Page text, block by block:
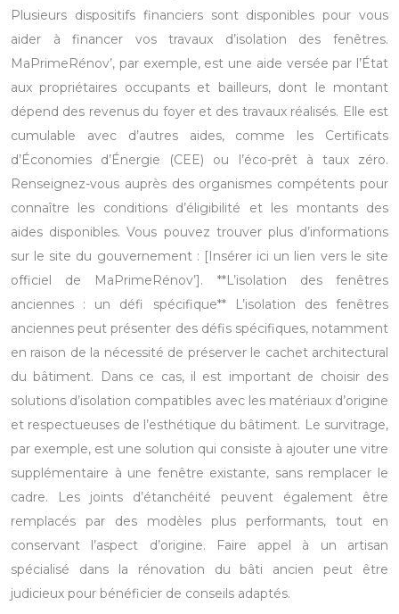
Plusieurs dispositifs financiers sont disponibles pour vous
aider à financer vos travaux d’isolation des fenêtres.
MaPrimeRénov’, par exemple, est une aide versée par l’État
aux propriétaires occupants et bailleurs, dont le montant
dépend des revenus du foyer et des travaux réalisés. Elle est
cumulable avec d’autres aides, comme les Certificats
d’Économies d’Énergie (CEE) ou l’éco-prêt à taux zéro.
Renseignez-vous auprès des organismes compétents pour
connaître les conditions d’éligibilité et les montants des
aides disponibles. Vous pouvez trouver plus d’informations
sur le site du gouvernement : [Insérer ici un lien vers le site
officiel de MaPrimeRénov’]. **L’isolation des fenêtres
anciennes : un défi spécifique** L’isolation des fenêtres
anciennes peut présenter des défis spécifiques, notamment
en raison de la nécessité de préserver le cachet architectural
du bâtiment. Dans ce cas, il est important de choisir des
solutions d’isolation compatibles avec les matériaux d’origine
et respectueuses de l’esthétique du bâtiment. Le survitrage,
par exemple, est une solution qui consiste à ajouter une vitre
supplémentaire à une fenêtre existante, sans remplacer le
cadre. Les joints d’étanchéité peuvent également être
remplacés par des modèles plus performants, tout en
conservant l’aspect d’origine. Faire appel à un artisan
spécialisé dans la rénovation du bâti ancien peut être
judicieux pour bénéficier de conseils adaptés.